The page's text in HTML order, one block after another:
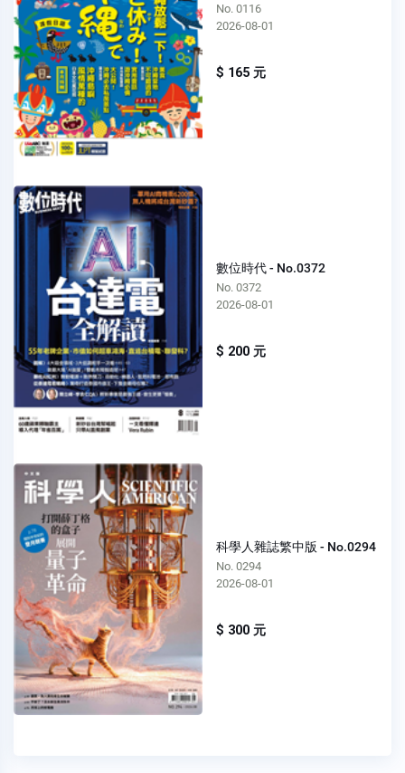
No. 0116
2026-08-01
$ 165 元
數位時代 - No.0372
No. 0372
2026-08-01
$ 200 元
科學人雜誌繁中版 - No.0294
No. 0294
2026-08-01
$ 300 元